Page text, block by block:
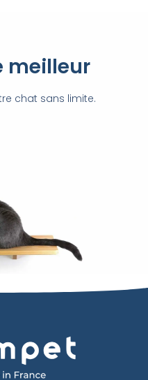
meilleur
chat sans limite.